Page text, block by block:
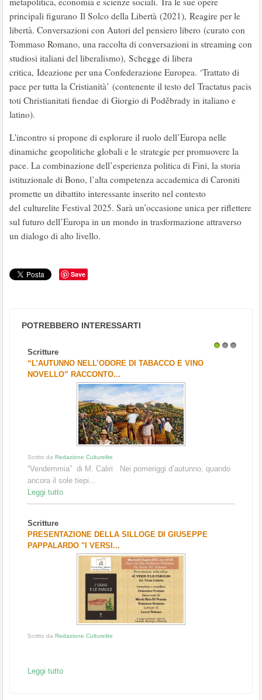
principali figurano Il Solco della Libertà (2021), Reagire per le
libertà. Conversazioni con Autori del pensiero libero (curato con
Tommaso Romano, una raccolta di conversazioni in streaming con
studiosi italiani del liberalismo), Schegge di libera
critica, Ideazione per una Confederazione Europea. ‘Trattato di
pace per tutta la Cristianità’ (contenente il testo del Tractatus pacis
toti Christianitati fiendae di Giorgio di Poděbrady in italiano e
latino).
L'incontro si propone di esplorare il ruolo dell’Europa nelle
dinamiche geopolitiche globali e le strategie per promuovere la
pace. La combinazione dell’esperienza politica di Fini, la storia
istituzionale di Bono, l’alta competenza accademica di Caroniti
promette un dibattito interessante inserito nel contesto
del culturelite Festival 2025. Sarà un’occasione unica per riflettere
sul futuro dell’Europa in un mondo in trasformazione attraverso
un dialogo di alto livello.
Save
POTREBBERO INTERESSARTI
Scritture
“L’AUTUNNO NELL’ODORE DI TABACCO E VINO
NOVELLO” RACCONTO...
Scritto da Redazione Culturelite
“Vendemmia” di M. Caliri Nei pomeriggi d’autunno, quando
ancora il sole tiepi...
Leggi tutto
Scritture
PRESENTAZIONE DELLA SILLOGE DI GIUSEPPE
PAPPALARDO "I VERSI...
Scritto da Redazione Culturelite
Leggi tutto